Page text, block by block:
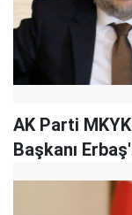
AK Parti
Başkanı